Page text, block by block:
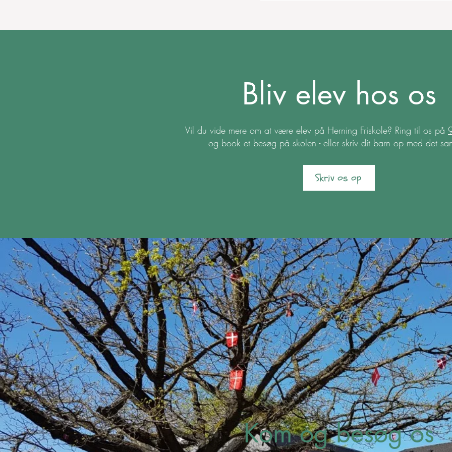
Bliv elev hos os
Vil du vide mere om at være elev på Herning Friskole? Ring til os på
og book et besøg på skolen - eller skriv dit barn op med det
Skriv os op
Kom og besøg os